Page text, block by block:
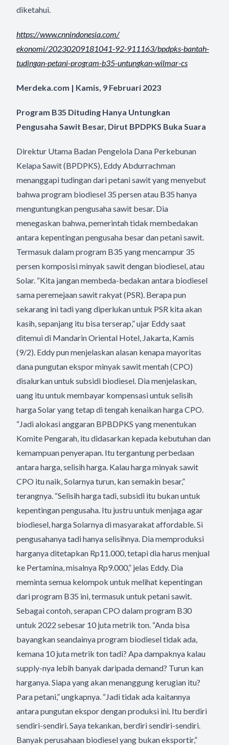
diketahui.
https://www.cnnindonesia.com/
ekonomi/20230209181041-92-911163/bpdpks-bantah-
tudingan-petani-program-b35-untungkan-wilmar-cs
Merdeka.com | Kamis, 9 Februari 2023
Program B35 Dituding Hanya Untungkan
Pengusaha Sawit Besar, Dirut BPDPKS Buka Suara
Direktur Utama Badan Pengelola Dana Perkebunan
Kelapa Sawit (BPDPKS), Eddy Abdurrachman
menanggapi tudingan dari petani sawit yang menyebut
bahwa program biodiesel 35 persen atau B35 hanya
menguntungkan pengusaha sawit besar. Dia
menegaskan bahwa, pemerintah tidak membedakan
antara kepentingan pengusaha besar dan petani sawit.
Termasuk dalam program B35 yang mencampur 35
persen komposisi minyak sawit dengan biodiesel, atau
Solar. “Kita jangan membeda-bedakan antara biodiesel
sama peremejaan sawit rakyat (PSR). Berapa pun
sekarang ini tadi yang diperlukan untuk PSR kita akan
kasih, sepanjang itu bisa terserap,” ujar Eddy saat
ditemui di Mandarin Oriental Hotel, Jakarta, Kamis
(9/2). Eddy pun menjelaskan alasan kenapa mayoritas
dana pungutan ekspor minyak sawit mentah (CPO)
disalurkan untuk subsidi biodiesel. Dia menjelaskan,
uang itu untuk membayar kompensasi untuk selisih
harga Solar yang tetap di tengah kenaikan harga CPO.
“Jadi alokasi anggaran BPBDPKS yang menentukan
Komite Pengarah, itu didasarkan kepada kebutuhan dan
kemampuan penyerapan. Itu tergantung perbedaan
antara harga, selisih harga. Kalau harga minyak sawit
CPO itu naik, Solarnya turun, kan semakin besar,”
terangnya. “Selisih harga tadi, subsidi itu bukan untuk
kepentingan pengusaha. Itu justru untuk menjaga agar
biodiesel, harga Solarnya di masyarakat affordable. Si
pengusahanya tadi hanya selisihnya. Dia memproduksi
harganya ditetapkan Rp11.000, tetapi dia harus menjual
ke Pertamina, misalnya Rp9.000,” jelas Eddy. Dia
meminta semua kelompok untuk melihat kepentingan
dari program B35 ini, termasuk untuk petani sawit.
Sebagai contoh, serapan CPO dalam program B30
untuk 2022 sebesar 10 juta metrik ton. “Anda bisa
bayangkan seandainya program biodiesel tidak ada,
kemana 10 juta metrik ton tadi? Apa dampaknya kalau
supply-nya lebih banyak daripada demand? Turun kan
harganya. Siapa yang akan menanggung kerugian itu?
Para petani,” ungkapnya. “Jadi tidak ada kaitannya
antara pungutan ekspor dengan produksi ini. Itu berdiri
sendiri-sendiri. Saya tekankan, berdiri sendiri-sendiri.
Banyak perusahaan biodiesel yang bukan eksportir,”